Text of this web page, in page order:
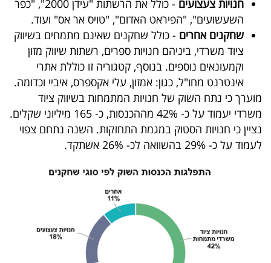
המילון
הכלכלי
פודקאסט
UNDER
40
דרושים
חנויות צעצועים
- כולל את הרשתות "עידן 2000", "כפר
השעשועים", "הפיראט האדום", "טויס אר אס" ועוד.
שחקנים אחרים - כולל שחקנים שאינם מתמחים בשיווק
ציוד משרדי, ביניהם חנויות ספרים, רשתות שיווק מזון
וקמעונאים נוספים. בנוסף, קטגוריה זו כוללת אתרי
אינטרנט מחו"ל, כגון: אמזון, עלי אקספרס, איביי וכדומה.
מוערך כי נתח השוק של חנויות המתמחות בשיווק ציוד
משרדי יעמוד על כ- 42% מההכנסות, כ- 165 מיליוני שקלים.
נציין כי חנויות הסטוק במגמת התחזקות. השנה נתחם צפוי
לעמוד על כ- 29% בהשוואה לכ- 26% אשתקד.